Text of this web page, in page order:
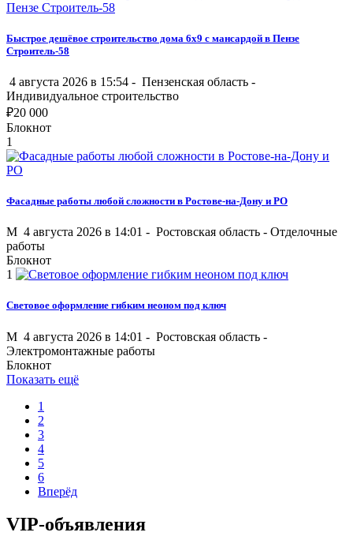
Быстрое дешёвое строительство дома 6х9 с мансардой в Пензе
Строитель-58
4 августа 2026 в 15:54 - Пензенская область -
Индивидуальное строительство
₽20 000
Блокнот
1
Фасадные работы любой сложности в Ростове-на-Дону и РО
M 4 августа 2026 в 14:01 - Ростовская область - Отделочные
работы
Блокнот
1
Световое оформление гибким неоном под ключ
M 4 августа 2026 в 14:01 - Ростовская область -
Электромонтажные работы
Блокнот
Показать ещё
1
2
3
4
5
6
Вперёд
VIP-объявления